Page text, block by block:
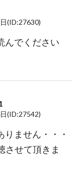
(ID:27630)
んでください
(ID:27542)
ません・・・
させて頂きま